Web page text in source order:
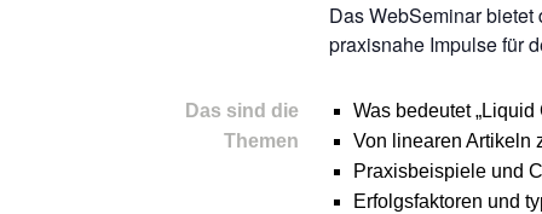
Das WebSeminar
praxisnahe Impulse für
Das sind die
Themen
Was bedeutet
Von linearen Artikeln
Praxisbeispiele und
Erfolgsfaktoren und